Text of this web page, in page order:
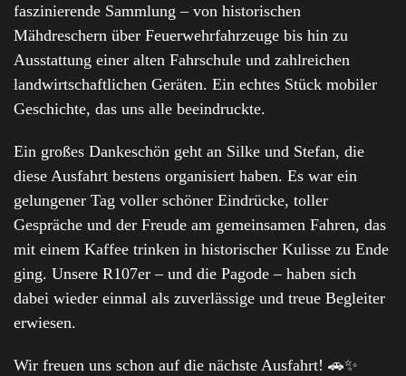
faszinierende Sammlung – von historischen
Mähdreschern über Feuerwehrfahrzeuge bis hin zu
Ausstattung einer alten Fahrschule und zahlreichen
landwirtschaftlichen Geräten. Ein echtes Stück mobiler
Geschichte, das uns alle beeindruckte.
Ein großes Dankeschön geht an Silke und Stefan, die
diese Ausfahrt bestens organisiert haben. Es war ein
gelungener Tag voller schöner Eindrücke, toller
Gespräche und der Freude am gemeinsamen Fahren, das
mit einem Kaffee trinken in historischer Kulisse zu Ende
ging. Unsere R107er – und die Pagode – haben sich
dabei wieder einmal als zuverlässige und treue Begleiter
erwiesen.
Wir freuen uns schon auf die nächste Ausfahrt! 🚗✨